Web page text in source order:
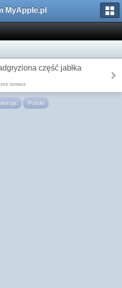
MyApple.pl
część jabłka
tomasz
Polski